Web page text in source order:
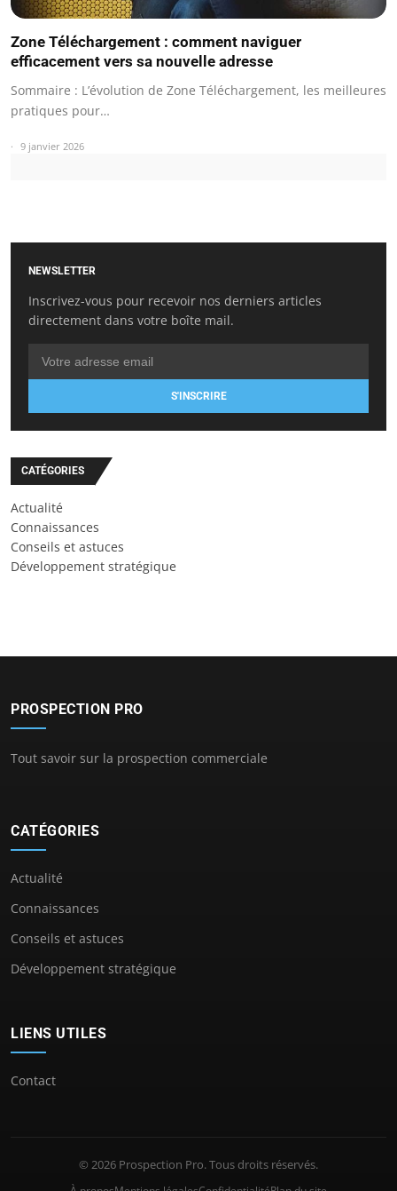
Zone Téléchargement : comment naviguer
efficacement vers sa nouvelle adresse
Sommaire : L’évolution de Zone Téléchargement, les meilleures
pratiques pour…
9 janvier 2026
NEWSLETTER
Inscrivez-vous pour recevoir nos derniers articles
directement dans votre boîte mail.
S'INSCRIRE
CATÉGORIES
Actualité
Connaissances
Conseils et astuces
Développement stratégique
PROSPECTION PRO
Tout savoir sur la prospection commerciale
CATÉGORIES
Actualité
Connaissances
Conseils et astuces
Développement stratégique
LIENS UTILES
Contact
© 2026 Prospection Pro. Tous droits réservés.